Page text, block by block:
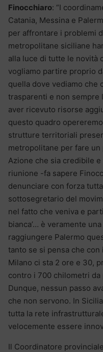
Finocchiaro: “I
Catania, Messina e
per affrontare i problemi
metropolitane siciliane
alla luce di tutte le novità
vogliamo partire proprio
quella dove vediamo che
trasparenti e non sempre
aver ricevuto risorse
questo quadro
strutture territoriali
metropolitane per fare
Azione che sia credibile
riunione -fa sapere
denunciare con forza
sottosegretario del
nel fatto che veniva e
bianca’… è veramente
raggiungere Palermo
tanto se si pensa che con
Milano ci sta 2 ore e 30,
contro i 700 chilometri
Dunque, nessun passo
che non servono. In
tutta la rete
velocemente essere
Il Coordinatore